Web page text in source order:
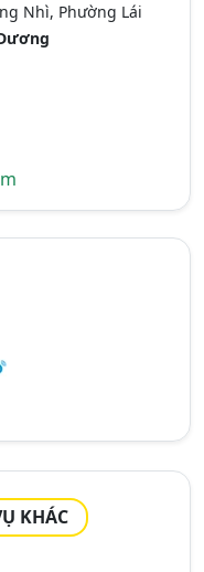
Nhì, Phường Lái
KHÁC